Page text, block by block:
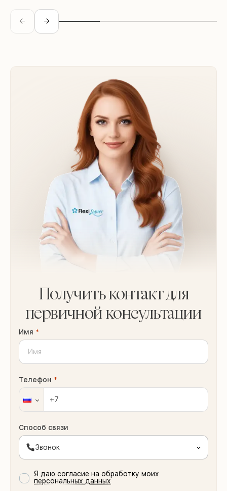
Получить контакт для
первичной консультации
Имя *
Телефон *
Способ связи
Звонок
Я даю согласие на обработку моих
персональных данных